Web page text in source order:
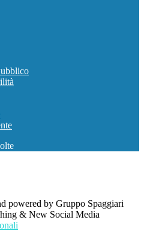
powered by Gruppo Spaggiari
& New Social Media